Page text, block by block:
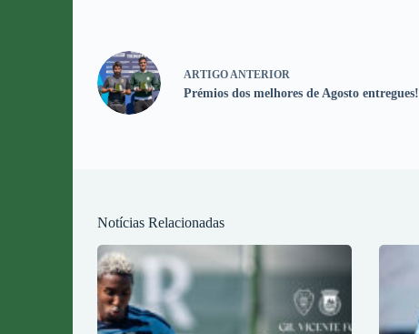
ARTIGO ANTERIOR
Prémios dos melhores de Agosto entregues!
Notícias Relacionadas